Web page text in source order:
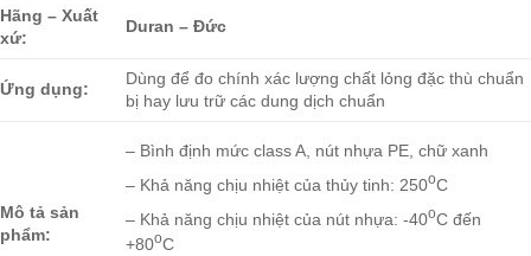
Hãng – Xuất
xứ:
Duran – Đức
Ứng dụng:
Dùng để đo chính xác lượng chất lỏng đặc thù chuẩn
bị hay lưu trữ các dung dịch chuẩn
Mô tả sản
phẩm:
– Bình định mức class A, nút nhựa PE, chữ xanh
– Khả năng chịu nhiệt của thủy tinh: 250oC
– Khả năng chịu nhiệt của nút nhựa: -40oC đến
+80oC